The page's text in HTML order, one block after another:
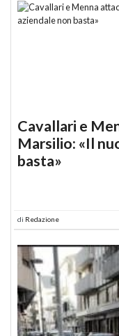
Cavallari e
Marsilio: «Il
basta»
di Redazione